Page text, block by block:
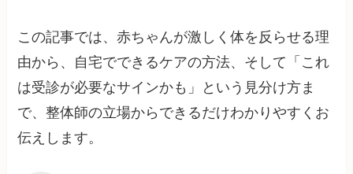
この記事では、赤ちゃんが激しく体を反らせる理
由から、自宅でできるケアの方法、そして「これ
は受診が必要なサインかも」という見分け方ま
で、整体師の立場からできるだけわかりやすくお
伝えします。